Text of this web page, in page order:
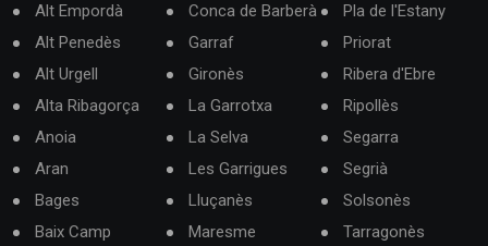
Alt Empordà
Alt Penedès
Alt Urgell
Alta Ribagorça
Anoia
Aran
Bages
Baix Camp
Conca de Barberà
Garraf
Gironès
La Garrotxa
La Selva
Les Garrigues
Lluçanès
Maresme
Pla de l'Estany
Priorat
Ribera d'Ebre
Ripollès
Segarra
Segrià
Solsonès
Tarragonès